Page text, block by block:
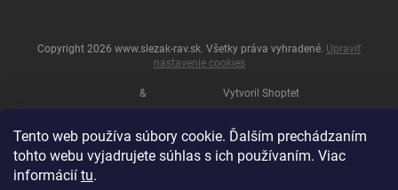
Tento web používa súbory cookie. Ďalším prechádzaním
tohto webu vyjadrujete súhlas s ich používaním. Viac
informácií tu.
& Vytvoril Shoptet
Copyright 2026 www.slezak-rav.sk. Všetky práva vyhradené. Upraviť
nastavenie cookies